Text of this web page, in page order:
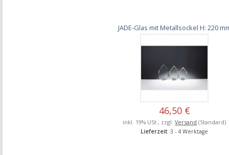
JADE-Glas mit Metallsockel H: 220
46,50 €
inkl. 19% USt., zzgl.Versand (Standard)
Lieferzeit: 3 - 4 Werktage